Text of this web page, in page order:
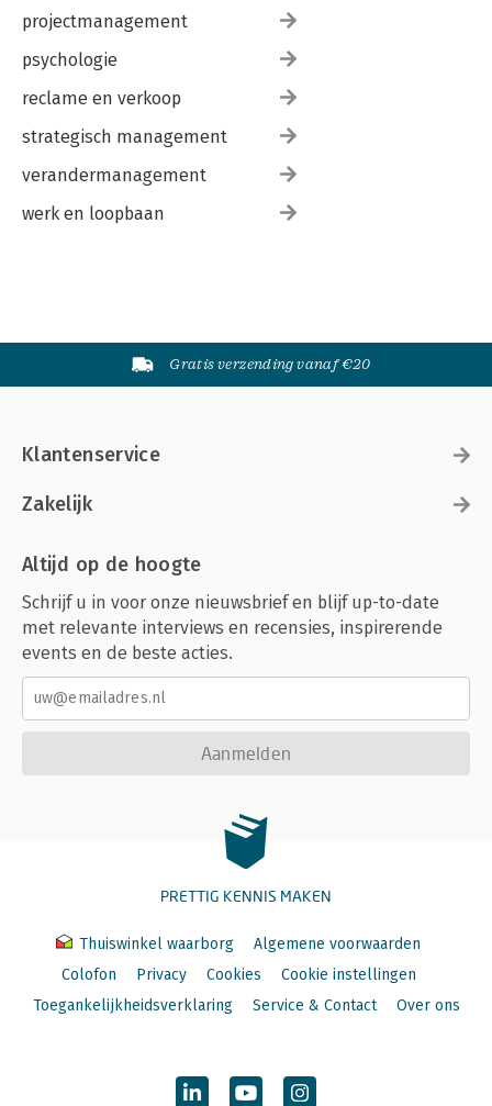
projectmanagement
psychologie
reclame en verkoop
strategisch management
verandermanagement
werk en loopbaan
Gratis verzending vanaf €20
Klantenservice
Zakelijk
Altijd op de hoogte
Schrijf u in voor onze nieuwsbrief en blijf up-to-date
met relevante interviews en recensies, inspirerende
events en de beste acties.
Aanmelden
PRETTIG KENNIS MAKEN
Thuiswinkel waarborg
Algemene voorwaarden
Colofon
Privacy Cookies
Cookie instellingen
Toegankelijkheidsverklaring
Service & Contact Over ons